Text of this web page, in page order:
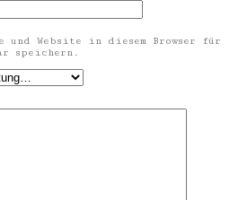
und Website in diesem Browser für
speichern.